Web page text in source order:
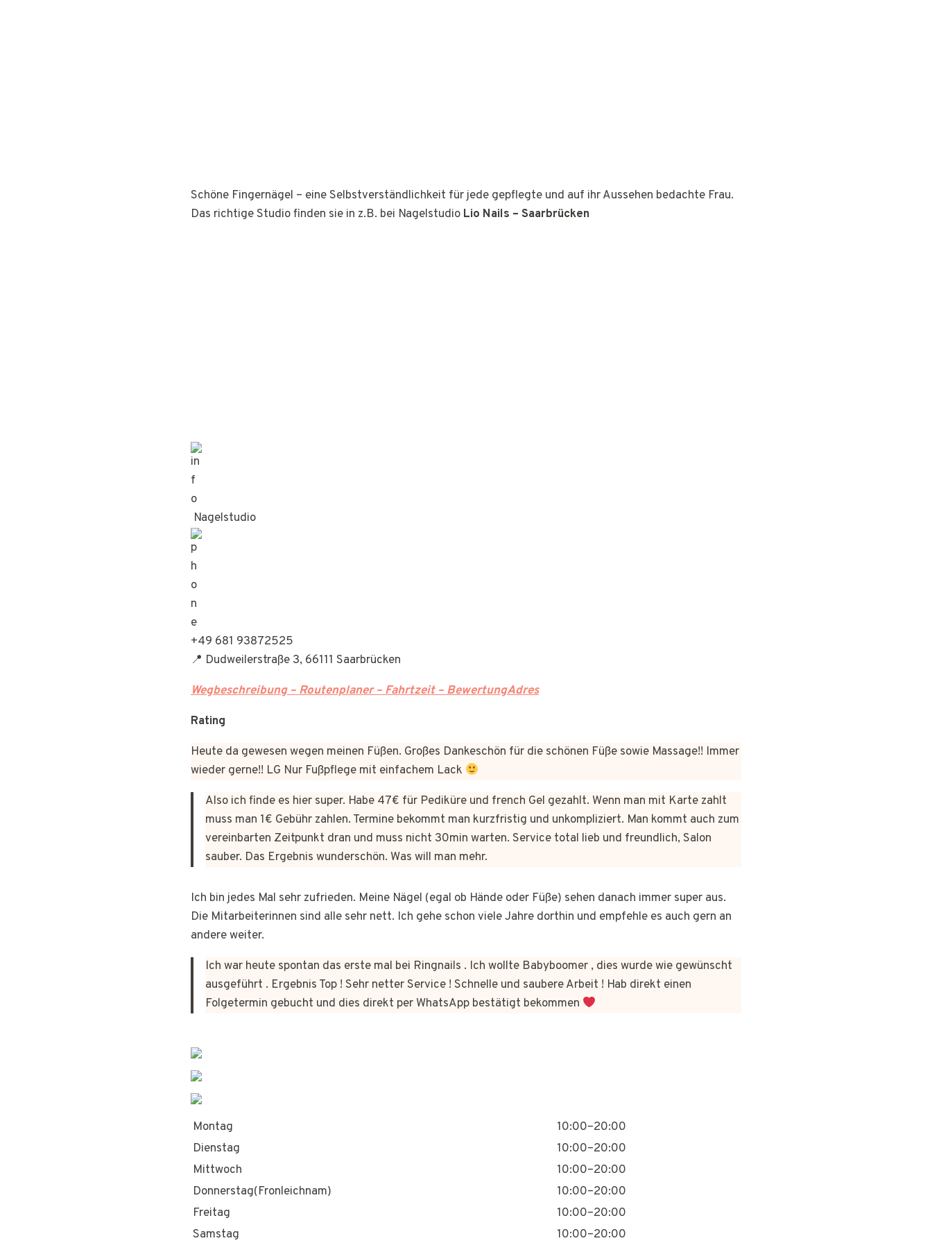
Schöne Fingernägel – eine Selbstverständlichkeit für jede gepflegte und auf ihr Aussehen bedachte Frau.
Das richtige Studio finden sie in z.B. bei Nagelstudio Lio Nails – Saarbrücken
Nagelstudio
+49 681 93872525
📍 Dudweilerstraße 3, 66111 Saarbrücken
Wegbeschreibung – Routenplaner – Fahrtzeit – BewertungAdres
Rating
Heute da gewesen wegen meinen Füßen. Großes Dankeschön für die schönen Füße sowie Massage!! Immer
wieder gerne!! LG Nur Fußpflege mit einfachem Lack
Also ich finde es hier super. Habe 47€ für Pediküre und french Gel gezahlt. Wenn man mit Karte zahlt
muss man 1€ Gebühr zahlen. Termine bekommt man kurzfristig und unkompliziert. Man kommt auch zum
vereinbarten Zeitpunkt dran und muss nicht 30min warten. Service total lieb und freundlich, Salon
sauber. Das Ergebnis wunderschön. Was will man mehr.
Ich bin jedes Mal sehr zufrieden. Meine Nägel (egal ob Hände oder Füße) sehen danach immer super aus.
Die Mitarbeiterinnen sind alle sehr nett. Ich gehe schon viele Jahre dorthin und empfehle es auch gern an
andere weiter.
Ich war heute spontan das erste mal bei Ringnails . Ich wollte Babyboomer , dies wurde wie gewünscht
ausgeführt . Ergebnis Top ! Sehr netter Service ! Schnelle und saubere Arbeit ! Hab direkt einen
Folgetermin gebucht und dies direkt per WhatsApp bestätigt bekommen
Montag
10:00–20:00
Dienstag
10:00–20:00
Mittwoch
10:00–20:00
Donnerstag(Fronleichnam)
10:00–20:00
Freitag
10:00–20:00
Samstag
10:00–20:00